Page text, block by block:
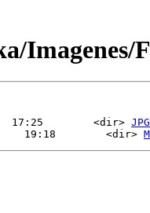
Imagenes/
17:25        <dir> JPG
19:18        <dir>